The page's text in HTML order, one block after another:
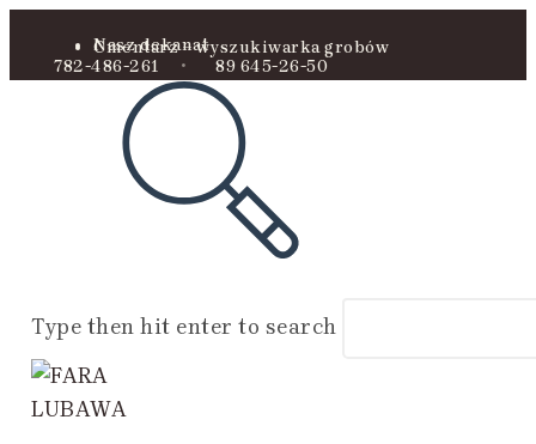
Nasz dekanat
Cmentarz – wyszukiwarka grobów
782-486-261
• 89 645-26-50
Type then hit enter to search